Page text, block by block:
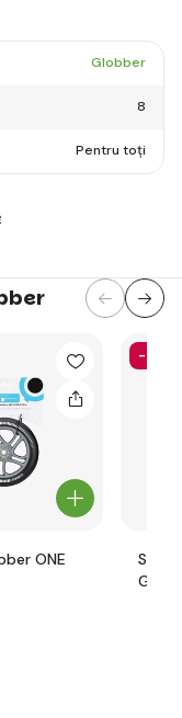
Globber
8
Pentru toți
ONE
-58%
Set